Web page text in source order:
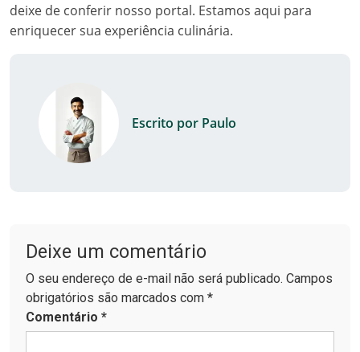
deixe de conferir nosso portal. Estamos aqui para
enriquecer sua experiência culinária.
Escrito por Paulo
Deixe um comentário
O seu endereço de e-mail não será publicado. Campos
obrigatórios são marcados com *
Comentário *